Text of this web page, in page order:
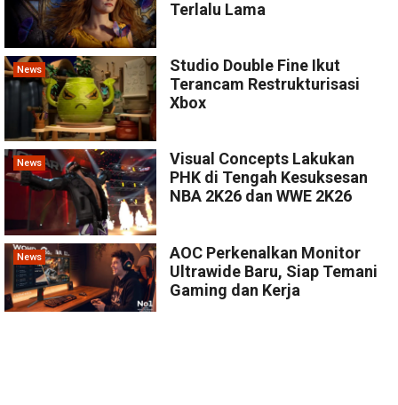
Terlalu Lama
News
Studio Double Fine Ikut
Terancam Restrukturisasi
Xbox
News
Visual Concepts Lakukan
PHK di Tengah Kesuksesan
NBA 2K26 dan WWE 2K26
News
AOC Perkenalkan Monitor
Ultrawide Baru, Siap Temani
Gaming dan Kerja